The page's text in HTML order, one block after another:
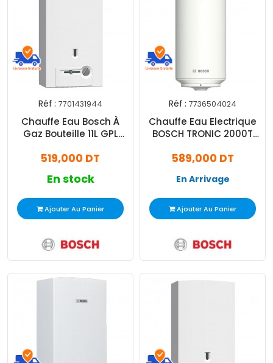
Réf : 7701431944
Chauffe Eau Bosch À
Gaz Bouteille 11L GPL
519,000 DT
En stock
Ajouter Au Panier
Réf : 7736504024
Chauffe Eau Electrique
BOSCH TRONIC 2000T
589,000 DT
En Arrivage
Ajouter Au Panier